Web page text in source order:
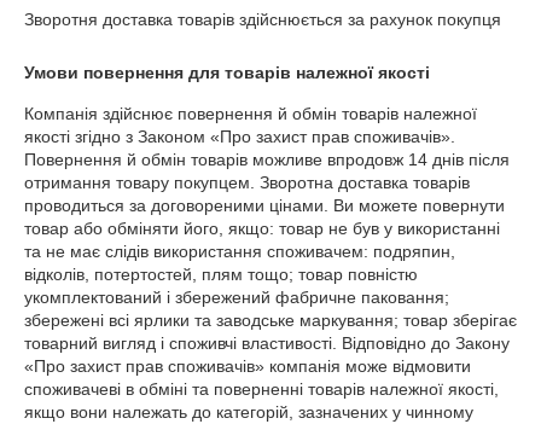
Зворотня доставка товарів здійснюється за рахунок покупця
Умови повернення для товарів належної якості
Компанія здійснює повернення й обмін товарів належної
якості згідно з Законом «Про захист прав споживачів».
Повернення й обмін товарів можливе впродовж 14 днів після
отримання товару покупцем. Зворотна доставка товарів
проводиться за договореними цінами. Ви можете повернути
товар або обміняти його, якщо: товар не був у використанні
та не має слідів використання споживачем: подряпин,
відколів, потертостей, плям тощо; товар повністю
укомплектований і збережений фабричне паковання;
збережені всі ярлики та заводське маркування; товар зберігає
товарний вигляд і споживчі властивості. Відповідно до Закону
«Про захист прав споживачів» компанія може відмовити
споживачеві в обміні та поверненні товарів належної якості,
якщо вони належать до категорій, зазначених у чинному